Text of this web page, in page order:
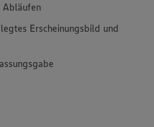
Abläufen
Erscheinungsbild und